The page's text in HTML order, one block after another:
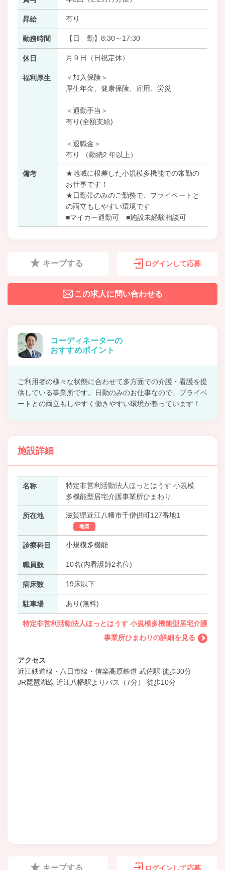
昇給 有り
勤務時間 【日 勤】8:30～17:30
休日 月９日（日祝定休）
福利厚生
＜加入保険＞
厚生年金、健康保険、雇用、労災
＜通勤手当＞
有り(全額支給)
＜退職金＞
有り （勤続2 年以上）
備考
★地域に根差した小規模多機能での常勤の
お仕事です！
★日勤帯のみのご勤務で、プライベートと
の両立もしやすい環境です
■マイカー通勤可 ■施設未経験相談可
キープする ログインして応募
この求人に問い合わせる
コーディネーターの
おすすめポイント
ご利用者の様々な状態に合わせて多方面での介護・看護を提
供している事業所です。日勤のみのお仕事なので、プライベ
ートとの両立もしやすく働きやすい環境が整っています！
施設詳細
名称
特定非営利活動法人ほっとはうす 小規模
多機能型居宅介護事業所ひまわり
所在地 滋賀県近江八幡市千僧供町127番地1
地図
診療科目 小規模多機能
職員数 10名(内看護師2名位)
病床数 19床以下
駐車場 あり(無料)
特定非営利活動法人ほっとはうす 小規模多機能型居宅介護
事業所ひまわりの詳細を見る
アクセス
近江鉄道線・八日市線・信楽高原鉄道 武佐駅 徒歩30分
JR琵琶湖線 近江八幡駅よりバス（7分） 徒歩10分
キープする ログインして応募